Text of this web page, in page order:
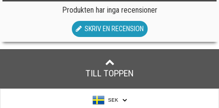
Produkten har inga recensioner
SKRIV EN RECENSION
TILL TOPPEN
SEK